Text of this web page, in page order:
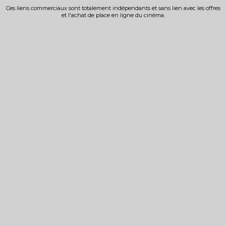
Ces liens commerciaux sont totalement indépendants et sans lien avec les offres
et l'achat de place en ligne du cinéma.